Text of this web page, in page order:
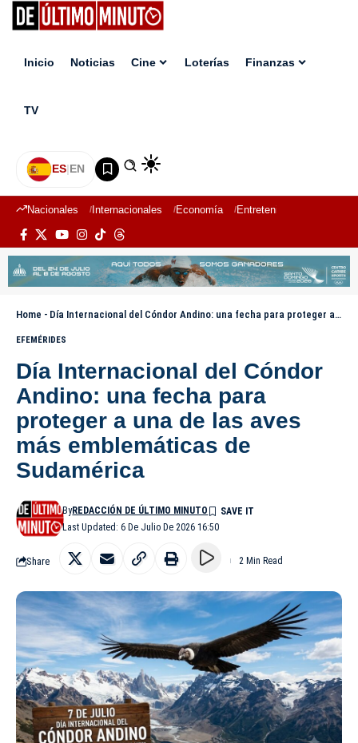
Inicio Noticias Cine Loterías Finanzas
TV
ES|EN
Nacionales Internacionales Economía Entretenimiento
Home - Día Internacional del Cóndor Andino: una fecha para proteger a una de las aves más emblemáticas de Sudamérica
EFEMÉRIDES
Día Internacional del Cóndor
Andino: una fecha para
proteger a una de las aves
más emblemáticas de
Sudamérica
Last Updated: 6 De Julio De 2026 16:50
ByREDACCIÓN DE ÚLTIMO MINUTO
Share 2 Min Read